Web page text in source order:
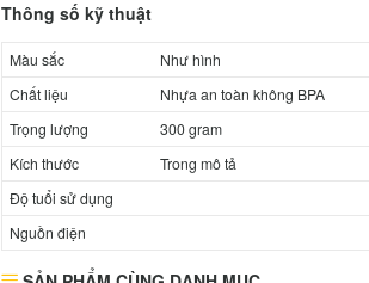
Thông số kỹ thuật
Màu sắc
Như hình
Chất liệu
Nhựa an toàn không BPA
Trọng lượng
300 gram
Kích thước
Trong mô tả
Độ tuổi sử dụng
Nguồn điện